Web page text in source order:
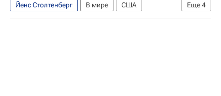
Еще4
Йенс Столтенберг В мире
США
Норвегия
Вашингтон (штат)